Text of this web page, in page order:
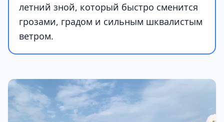
летний зной, который быстро сменится
грозами, градом и сильным шквалистым
ветром.